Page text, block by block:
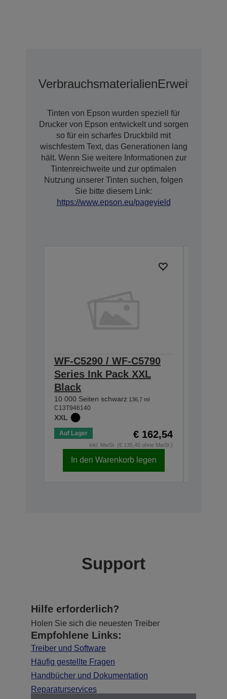
VerbrauchsmaterialienErweiterte
Tinten von Epson wurden speziell für
Drucker von Epson entwickelt und sorgen
so für ein scharfes Druckbild mit
wischfestem Text, das Generationen lang
hält. Wenn Sie weitere Informationen zur
Tintenreichweite und zur optimalen
Nutzung unserer Tinten suchen, folgen
Sie bitte diesem Link:
https://www.epson.eu/pageyield
WF-C5290 / WF-C5790
Series Ink Pack XXL
Black
10 000 Seiten schwarz 136,7 ml
C13T946140
XXL
Auf Lager € 162,54
inkl. MwSt. (€ 135,45 ohne MwSt.)
In den Warenkorb legen
Support
Hilfe erforderlich?
Holen Sie sich die neuesten Treiber
Empfohlene Links:
Treiber und Software
Häufig gestellte Fragen
Handbücher und Dokumentation
Reparaturservices